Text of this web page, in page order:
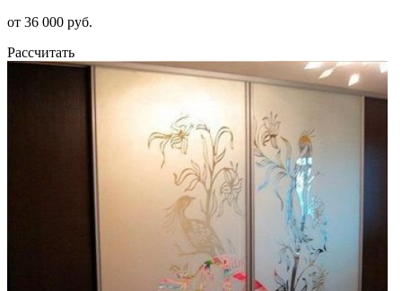
от 36 000 руб.
Рассчитать